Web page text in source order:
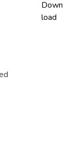
Down
load